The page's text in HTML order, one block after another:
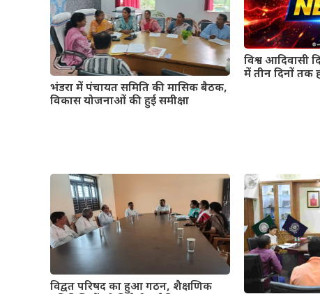
भंडरा में पंचायत समिति की मासिक बैठक,
विकास योजनाओं की हुई समीक्षा
विश्व आदिवासी
में तीन दिनों तक
विद्वत परिषद का हुआ गठन, शैक्षणिक